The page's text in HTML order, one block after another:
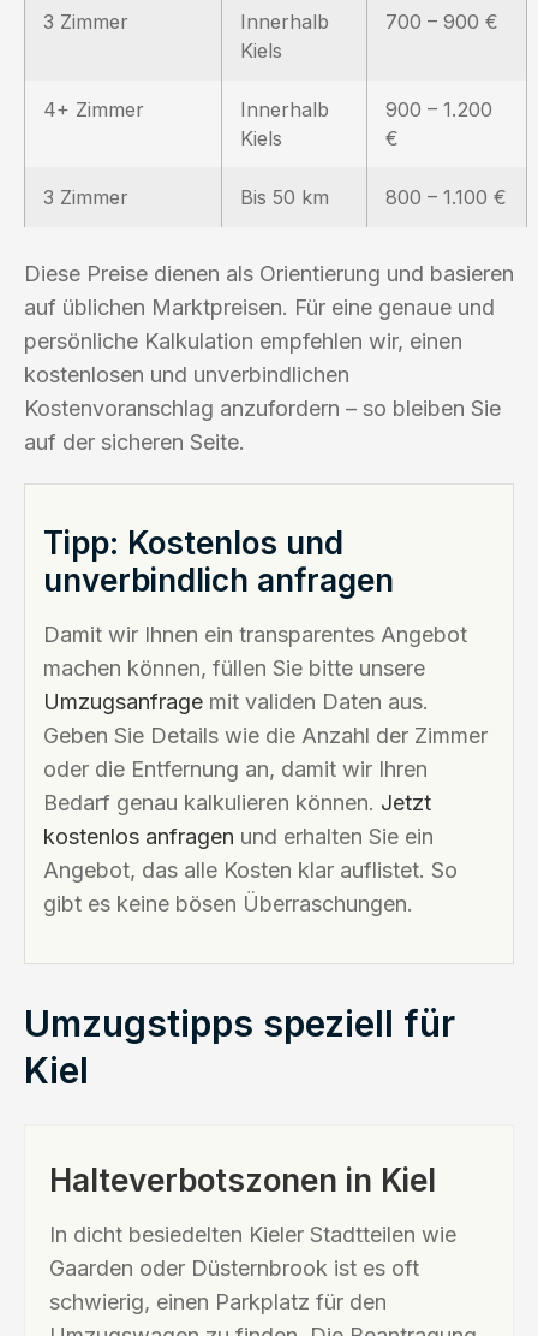
3 Zimmer
Innerhalb
Kiels
700 – 900 €
4+ Zimmer
Innerhalb
Kiels
900 – 1.200
€
3 Zimmer Bis 50 km 800 – 1.100 €
Diese Preise dienen als Orientierung und basieren
auf üblichen Marktpreisen. Für eine genaue und
persönliche Kalkulation empfehlen wir, einen
kostenlosen und unverbindlichen
Kostenvoranschlag anzufordern – so bleiben Sie
auf der sicheren Seite.
Tipp: Kostenlos und
unverbindlich anfragen
Damit wir Ihnen ein transparentes Angebot
machen können, füllen Sie bitte unsere
Umzugsanfrage mit validen Daten aus.
Geben Sie Details wie die Anzahl der Zimmer
oder die Entfernung an, damit wir Ihren
Bedarf genau kalkulieren können. Jetzt
kostenlos anfragen und erhalten Sie ein
Angebot, das alle Kosten klar auflistet. So
gibt es keine bösen Überraschungen.
Umzugstipps speziell für
Kiel
Halteverbotszonen in Kiel
In dicht besiedelten Kieler Stadtteilen wie
Gaarden oder Düsternbrook ist es oft
schwierig, einen Parkplatz für den